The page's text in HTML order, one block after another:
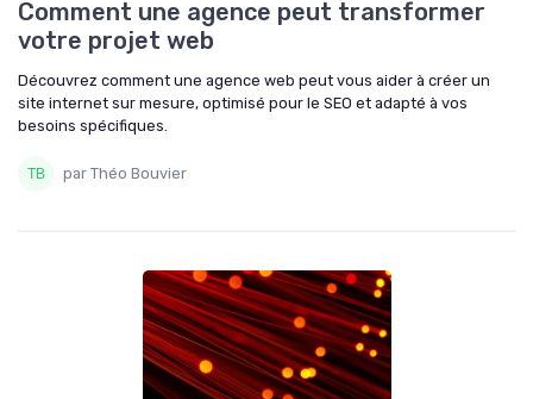
Comment une agence peut transformer
votre projet web
Découvrez comment une agence web peut vous aider à créer un
site internet sur mesure, optimisé pour le SEO et adapté à vos
besoins spécifiques.
par Théo Bouvier